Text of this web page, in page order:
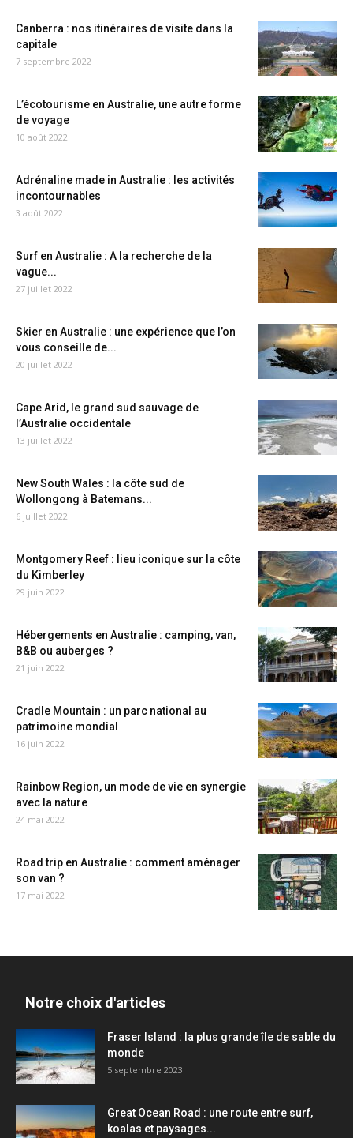
Canberra : nos itinéraires de visite dans la
capitale
7 septembre 2022
L’écotourisme en Australie, une autre forme
de voyage
10 août 2022
Adrénaline made in Australie : les activités
incontournables
3 août 2022
Surf en Australie : A la recherche de la
vague...
27 juillet 2022
Skier en Australie : une expérience que l’on
vous conseille de...
20 juillet 2022
Cape Arid, le grand sud sauvage de
l’Australie occidentale
13 juillet 2022
New South Wales : la côte sud de
Wollongong à Batemans...
6 juillet 2022
Montgomery Reef : lieu iconique sur la côte
du Kimberley
29 juin 2022
Hébergements en Australie : camping, van,
B&B ou auberges ?
21 juin 2022
Cradle Mountain : un parc national au
patrimoine mondial
16 juin 2022
Rainbow Region, un mode de vie en synergie
avec la nature
24 mai 2022
Road trip en Australie : comment aménager
son van ?
17 mai 2022
Notre choix d'articles
Fraser Island : la plus grande île de sable du
monde
5 septembre 2023
Great Ocean Road : une route entre surf,
koalas et paysages...